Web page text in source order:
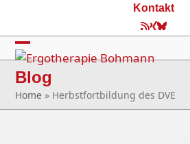
content
Kontakt
RSS
XingBluesky
Open
mobile
menu
Close
mobile
menu
Blog
Home » Herbstfortbildung des DVE